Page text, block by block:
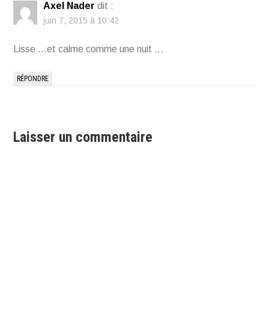
Axel Nader dit :
juin 7, 2015 à 10:42
Lisse …et calme comme une nuit …
RÉPONDRE
Laisser un commentaire